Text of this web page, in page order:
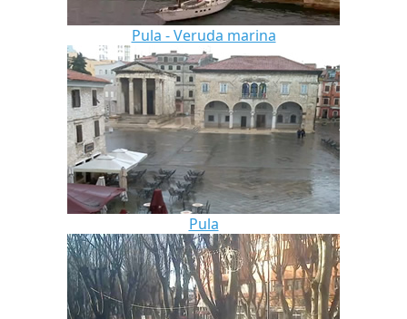
Pula - Veruda marina
Pula